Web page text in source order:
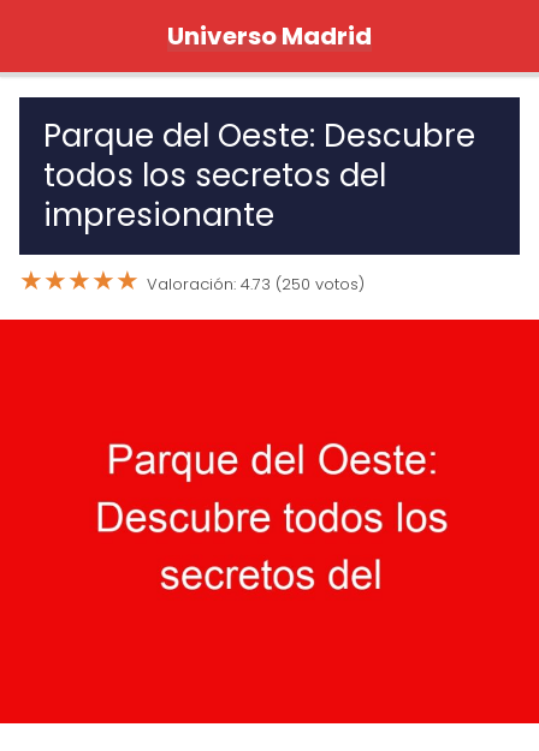
Universo Madrid
Parque del Oeste: Descubre
todos los secretos del
impresionante
★★★★★ Valoración: 4.73 (250 votos)